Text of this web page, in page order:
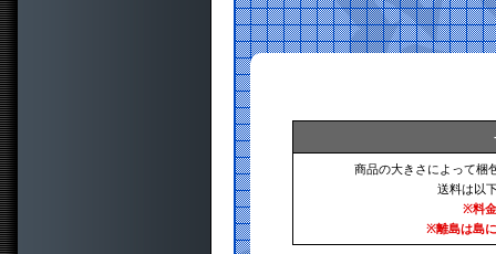
商品の大きさによって梱
送料は以
※料
※離島は島